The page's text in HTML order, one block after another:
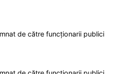
de către funcționarii publici